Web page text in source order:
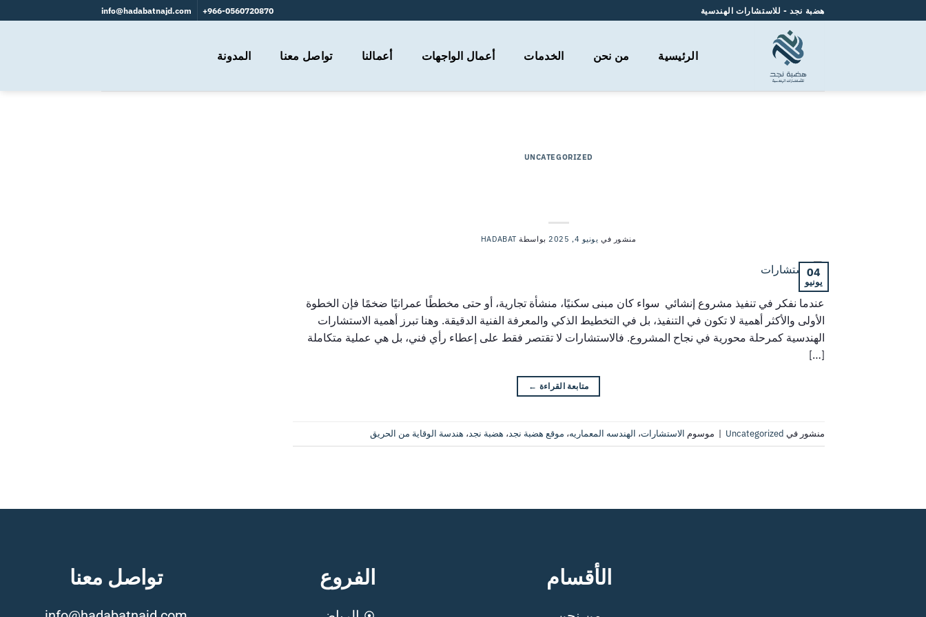
هضبة نجد - للاستشارات الهندسية 966-0560720870+
info@hadabatnajd.com
الرئيسية من نحن الخدمات أعمال الواجهات أعمالنا تواصل معنا المدونة
UNCATEGORIZED
منشور في يونيو 4, 2025 بواسطة HADABAT
04
يونيو
عندما نفكر في تنفيذ مشروع إنشائي سواء كان مبنى سكنيًا، منشأة تجارية، أو حتى مخططًا عمرانيًا ضخمًا فإن الخطوة
الأولى والأكثر أهمية لا تكون في التنفيذ، بل في التخطيط الذكي والمعرفة الفنية الدقيقة. وهنا تبرز أهمية الاستشارات
الهندسية كمرحلة محورية في نجاح المشروع. فالاستشارات لا تقتصر فقط على إعطاء رأي فني، بل هي عملية متكاملة
[…]
متابعة القراءة ←
منشور في Uncategorized
| موسوم الاستشارات، الهندسه المعماريه، موقع هضبة نجد، هضبة نجد، هندسة الوقاية من الحريق
الأقسام الفروع تواصل معنا